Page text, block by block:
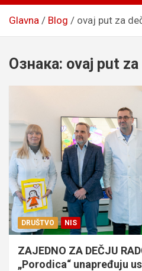
Glavna Blog ovaj put za
Ознака: ovaj put
DRUŠTVO NIS
ZAJEDNO ZA DEČJU
„Porodica“ unapređuju